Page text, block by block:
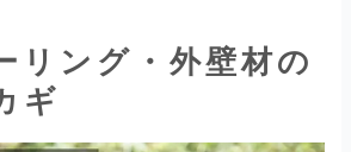
リング・外壁材の
ギ